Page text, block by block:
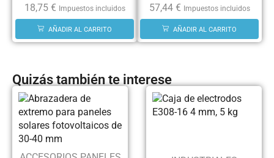
18,75 € Impuestos incluidos
AÑADIR AL CARRITO
57,44 € Impuestos incluidos
AÑADIR AL CARRITO
Quizás también te interese